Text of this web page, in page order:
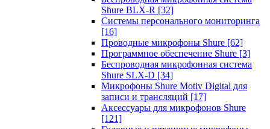
Shure BLX-R [32]
Системы персонального мониторинга
[16]
Проводные микрофоны Shure [62]
Программное обеспечение Shure [3]
Беспроводная микрофонная система
Shure SLX-D [34]
Микрофоны Shure Motiv Digital для
записи и трансляций [17]
Аксессуары для микрофонов Shure
[121]